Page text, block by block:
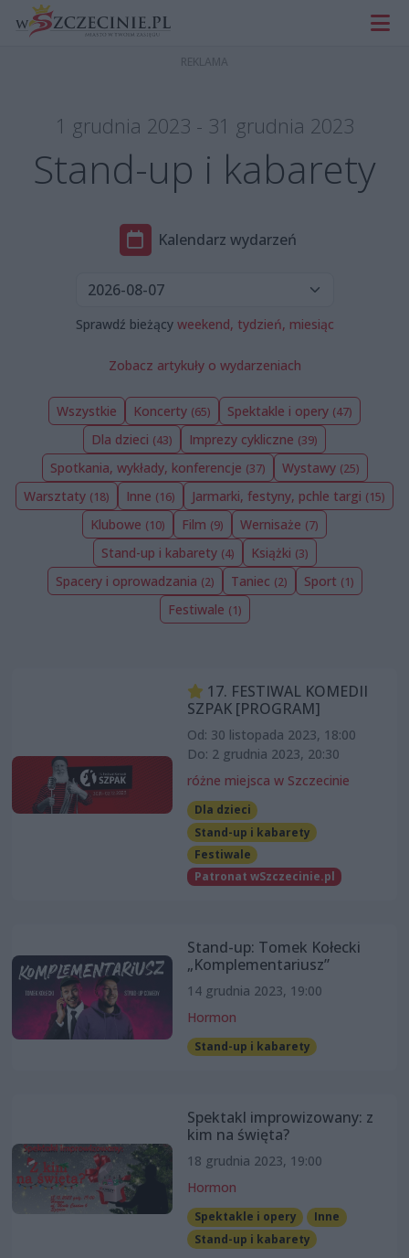
1 grudnia 2023 - 31 grudnia 2023
Stand-up i kabarety
Kalendarz wydarzeń
Sprawdź bieżący weekend, tydzień, miesiąc
Zobacz artykuły o wydarzeniach
Wszystkie Koncerty (65) Spektakle i opery (47)
Dla dzieci (43) Imprezy cykliczne (39)
Spotkania, wykłady, konferencje (37) Wystawy (25)
Warsztaty (18) Inne (16) Jarmarki, festyny, pchle targi (15)
Klubowe (10) Film (9) Wernisaże (7)
Stand-up i kabarety (4) Książki (3)
Spacery i oprowadzania (2) Taniec (2) Sport (1)
Festiwale (1)
17. FESTIWAL KOMEDII
SZPAK [PROGRAM]
Od: 30 listopada 2023, 18:00
Do: 2 grudnia 2023, 20:30
różne miejsca w Szczecinie
Dla dzieci
Stand-up i kabarety
Festiwale
Patronat wSzczecinie.pl
Stand-up: Tomek Kołecki
„Komplementariusz”
14 grudnia 2023, 19:00
Hormon
Stand-up i kabarety
Spektakl improwizowany: z
kim na święta?
18 grudnia 2023, 19:00
Hormon
Spektakle i opery
Inne
Stand-up i kabarety